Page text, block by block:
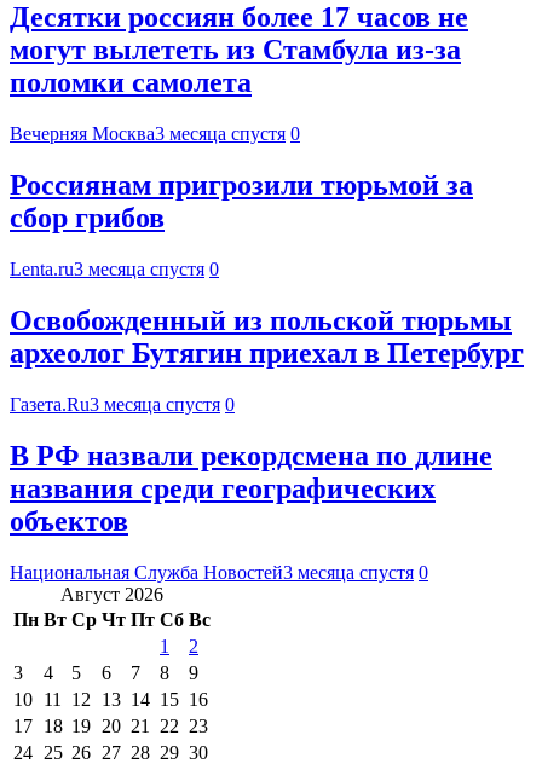
Десятки россиян более 17 часов не
могут вылететь из Стамбула из-за
поломки самолета
Вечерняя Москва3 месяца спустя 0
Россиянам пригрозили тюрьмой за
сбор грибов
Lenta.ru3 месяца спустя 0
Освобожденный из польской тюрьмы
археолог Бутягин приехал в Петербург
Газета.Ru3 месяца спустя 0
В РФ назвали рекордсмена по длине
названия среди географических
объектов
Национальная Служба Новостей3 месяца спустя 0
Август 2026
Пн Вт Ср Чт Пт Сб Вс
1
2
3
4 5 6 7 8
9
10 11 12 13 14 15 16
17 18 19 20 21 22 23
24 25 26 27 28 29 30